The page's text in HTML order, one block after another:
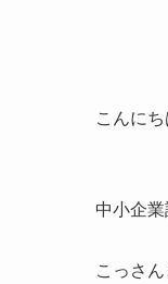
こんにち
中小企
こっさん